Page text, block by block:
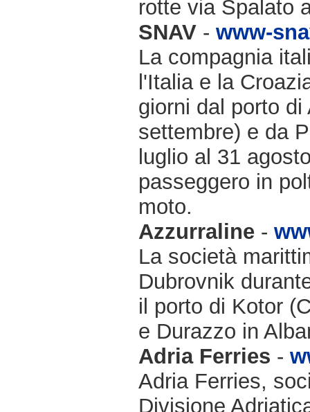
rotte via Spalato
SNAV - www-
La compagnia
l'Italia e la
giorni dal porto
settembre) e da
luglio al 31
passeggero in
moto.
Azzurraline -
La società
Dubrovnik
il porto di Kotor
e Durazzo in
Adria Ferries -
Adria Ferries,
Divisione